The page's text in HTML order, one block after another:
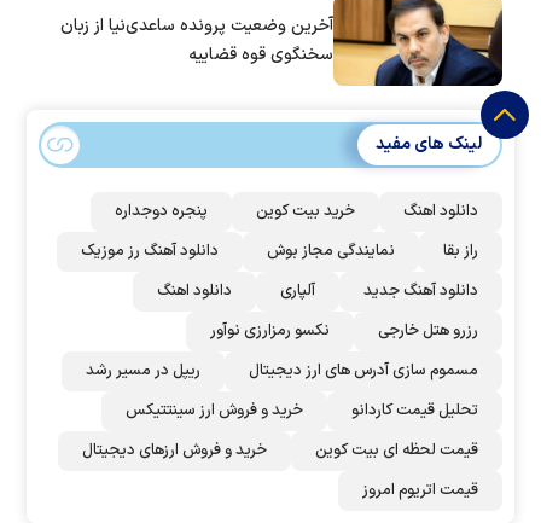
آخرین وضعیت پرونده ساعدی‌نیا از زبان
سخنگوی قوه قضاییه
لینک های مفید
دانلود اهنگ خرید بیت کوین
پنجره دوجداره
راز بقا
نمایندگی مجاز بوش
دانلود آهنگ رز‌ موزیک
دانلود آهنگ جدید
آلپاری
دانلود اهنگ
رزرو هتل خارجی
نکسو رمزارزی نوآور
مسموم سازی آدرس های ارز دیجیتال
ریپل در مسیر رشد
تحلیل قیمت کاردانو
خرید و فروش ارز سینتتیکس
قیمت لحظه ای بیت کوین
خرید و فروش ارزهای دیجیتال
قیمت اتریوم امروز